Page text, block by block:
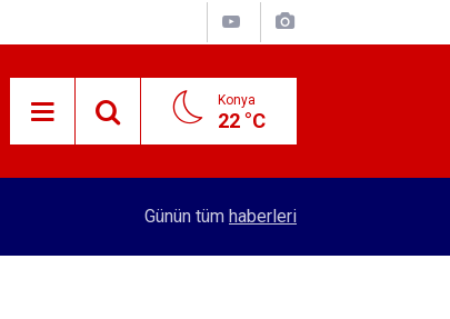
Konya
22 °C
Merkez Bankası rezervleri açıklandı
Günün tüm haberleri